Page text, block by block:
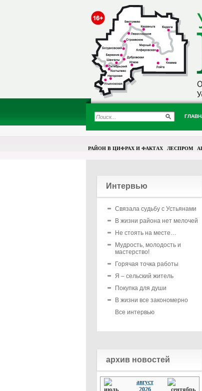
РАЙОН В ЦИФРАХ И ФАКТАХ ЛЕСПРОМ
Интервью
Связала судьбу с Устьянами
В жизни района нет мелочей
Не стоять на месте…
Мудрость, молодость и
мастерство!
Горячая точка работы
Я – сельский житель
Покупка для души
В жизни все закономерно
Все интервью
архив новостей
август
2026